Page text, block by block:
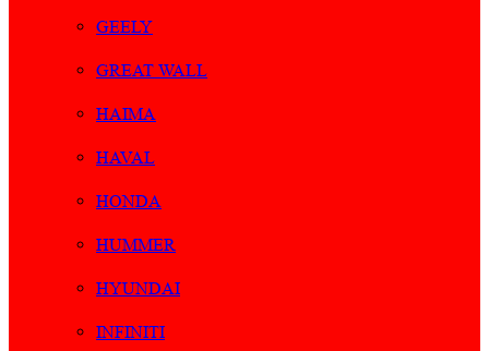
GEELY
GREAT WALL
HAIMA
HAVAL
HONDA
HUMMER
HYUNDAI
INFINITI